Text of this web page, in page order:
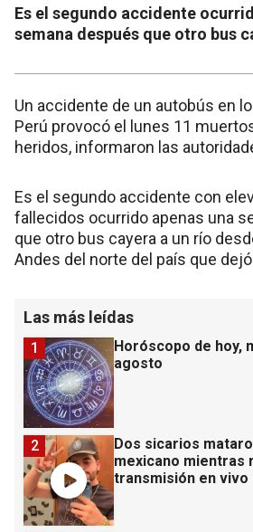
Es el segundo accidente
semana después que otro bus
Un accidente de un autobús en
Perú provocó el lunes 11
heridos, informaron las
Es el segundo accidente con
fallecidos ocurrido apenas una
que otro bus cayera a un río
Andes del norte del país que
Las más leídas
Horóscopo de hoy,
agosto
1
Dos sicarios
mexicano mientras
transmisión en vivo
2